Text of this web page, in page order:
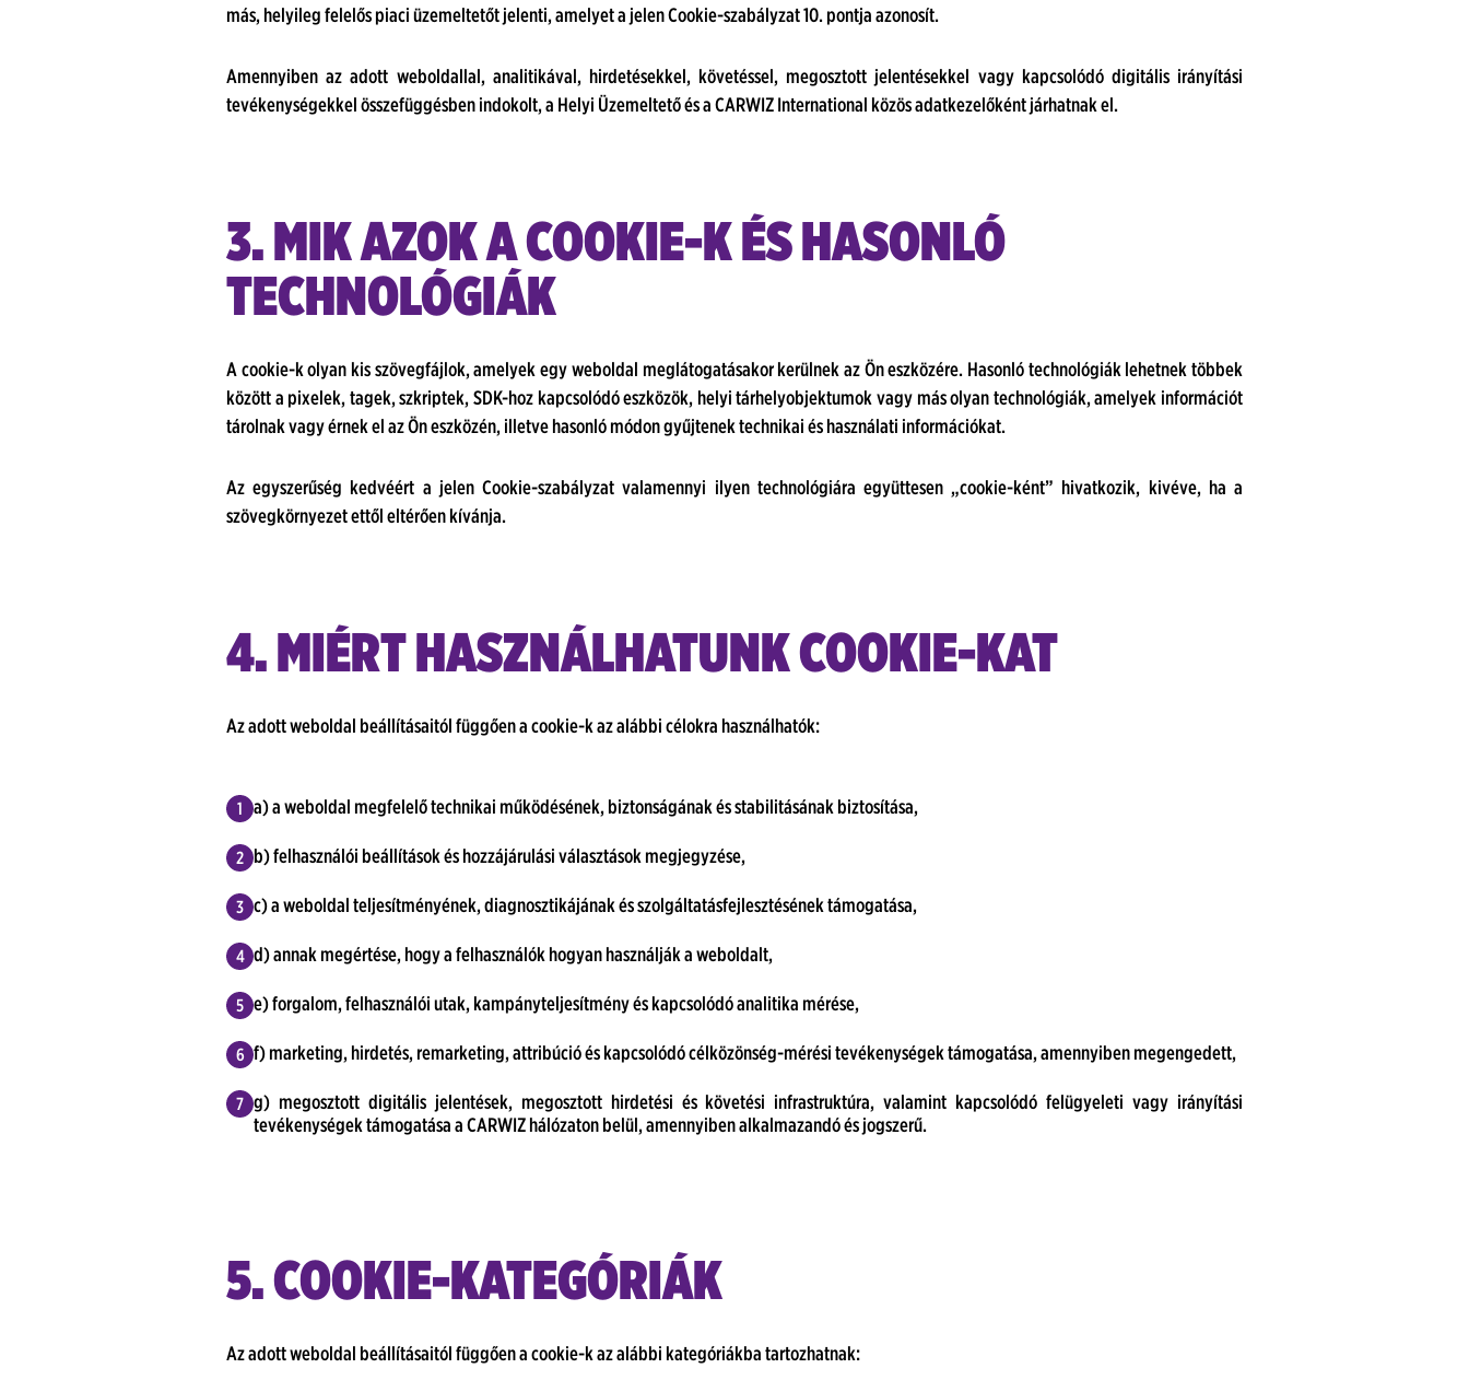
más, helyileg felelős piaci üzemeltetőt jelenti, amelyet a jelen Cookie-szabályzat 10. pontja azonosít.
Amennyiben az adott weboldallal, analitikával, hirdetésekkel, követéssel, megosztott jelentésekkel vagy kapcsolódó digitális irányítási
tevékenységekkel összefüggésben indokolt, a Helyi Üzemeltető és a CARWIZ International közös adatkezelőként járhatnak el.
3. MIK AZOK A COOKIE-K ÉS HASONLÓ
TECHNOLÓGIÁK
A cookie-k olyan kis szövegfájlok, amelyek egy weboldal meglátogatásakor kerülnek az Ön eszközére. Hasonló technológiák lehetnek többek
között a pixelek, tagek, szkriptek, SDK-hoz kapcsolódó eszközök, helyi tárhelyobjektumok vagy más olyan technológiák, amelyek információt
tárolnak vagy érnek el az Ön eszközén, illetve hasonló módon gyűjtenek technikai és használati információkat.
Az egyszerűség kedvéért a jelen Cookie-szabályzat valamennyi ilyen technológiára együttesen „cookie-ként” hivatkozik, kivéve, ha a
szövegkörnyezet ettől eltérően kívánja.
4. MIÉRT HASZNÁLHATUNK COOKIE-KAT
Az adott weboldal beállításaitól függően a cookie-k az alábbi célokra használhatók:
a) a weboldal megfelelő technikai működésének, biztonságának és stabilitásának biztosítása,
b) felhasználói beállítások és hozzájárulási választások megjegyzése,
c) a weboldal teljesítményének, diagnosztikájának és szolgáltatásfejlesztésének támogatása,
d) annak megértése, hogy a felhasználók hogyan használják a weboldalt,
e) forgalom, felhasználói utak, kampányteljesítmény és kapcsolódó analitika mérése,
f) marketing, hirdetés, remarketing, attribúció és kapcsolódó célközönség-mérési tevékenységek támogatása, amennyiben megengedett,
g) megosztott digitális jelentések, megosztott hirdetési és követési infrastruktúra, valamint kapcsolódó felügyeleti vagy irányítási
tevékenységek támogatása a CARWIZ hálózaton belül, amennyiben alkalmazandó és jogszerű.
5. COOKIE-KATEGÓRIÁK
Az adott weboldal beállításaitól függően a cookie-k az alábbi kategóriákba tartozhatnak: